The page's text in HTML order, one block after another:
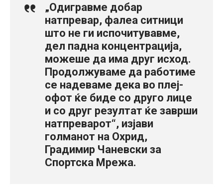
„Одигравме добар
натпревар, фалеа ситници
што не ги испочитувавме,
дел падна концентрација,
можеше да има друг исход.
Продолжуваме да работиме
се надеваме дека во плеј-
офот ќе биде со друго лице
и со друг резултат ќе заврши
натпреварот“, изјави
голманот на Охрид,
Градимир Чаневски за
Спортска Мрежа.